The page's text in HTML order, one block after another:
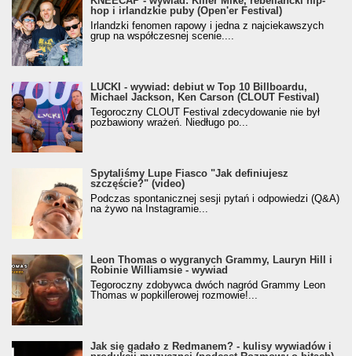
hop i irlandzkie puby (Open'er Festival)
Irlandzki fenomen rapowy i jedna z najciekawszych
grup na współczesnej scenie....
LUCKI - wywiad: debiut w Top 10 Billboardu,
Michael Jackson, Ken Carson (CLOUT Festival)
Tegoroczny CLOUT Festival zdecydowanie nie był
pozbawiony wrażeń. Niedługo po...
Spytaliśmy Lupe Fiasco "Jak definiujesz
szczęście?" (video)
Podczas spontanicznej sesji pytań i odpowiedzi (Q&A)
na żywo na Instagramie...
Leon Thomas o wygranych Grammy, Lauryn Hill i
Robinie Williamsie - wywiad
Tegoroczny zdobywca dwóch nagród Grammy Leon
Thomas w popkillerowej rozmowie!...
Jak się gadało z Redmanem? - kulisy wywiadów i